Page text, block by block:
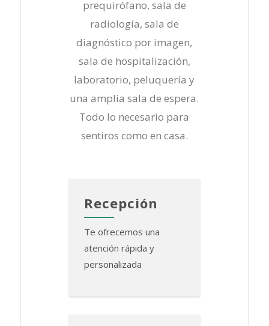
prequirófano, sala de
radiología, sala de
diagnóstico por imagen,
sala de hospitalización,
laboratorio, peluquería y
una amplia sala de espera.
Todo lo necesario para
sentiros como en casa.
Recepción
Te ofrecemos una
atención rápida y
personalizada